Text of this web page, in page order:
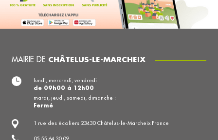
MAIRIE DE CHÂTELUS-LE-MARCHEIX
1 rue des écoliers 23430 Châtelus-le-Marcheix France
05 55 64 30 09
lundi, mercredi, vendredi :
de 09h00 à 12h00
mardi, jeudi, samedi, dimanche :
Fermé